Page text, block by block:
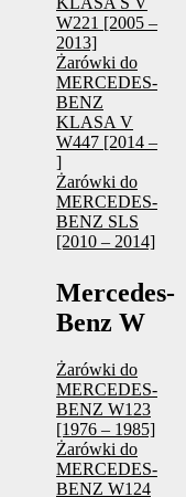
W221 [2005 –
2013]
Żarówki do
MERCEDES-
BENZ
KLASA V
W447 [2014 –
]
Żarówki do
MERCEDES-
BENZ SLS
[2010 – 2014]
Mercedes-
Benz W
Żarówki do
MERCEDES-
BENZ W123
[1976 – 1985]
Żarówki do
MERCEDES-
BENZ W124